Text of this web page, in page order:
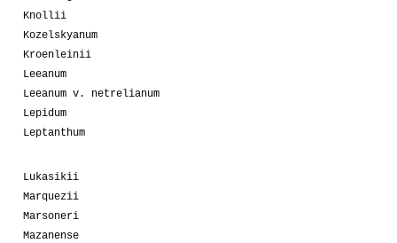
Knollii
Kozelskyanum
Kroenleinii
Leeanum
Leeanum v. netrelianum
Lepidum
Leptanthum
Lukasikii
Marquezii
Marsoneri
Mazanense